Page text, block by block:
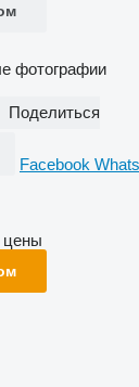
фотографии
Поделиться
Facebook
цены